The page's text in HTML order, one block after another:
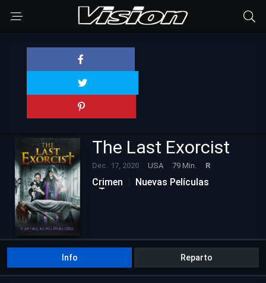
The Last Exorcist
Dec. 17, 2020 USA 79 Min. R
Crimen
Nuevas Películas
Terror
Info Reparto